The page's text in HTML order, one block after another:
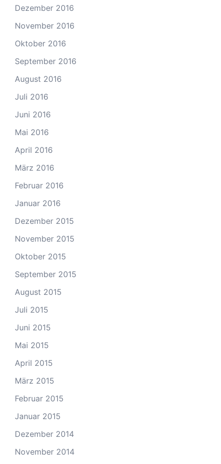
Dezember 2016
November 2016
Oktober 2016
September 2016
August 2016
Juli 2016
Juni 2016
Mai 2016
April 2016
März 2016
Februar 2016
Januar 2016
Dezember 2015
November 2015
Oktober 2015
September 2015
August 2015
Juli 2015
Juni 2015
Mai 2015
April 2015
März 2015
Februar 2015
Januar 2015
Dezember 2014
November 2014